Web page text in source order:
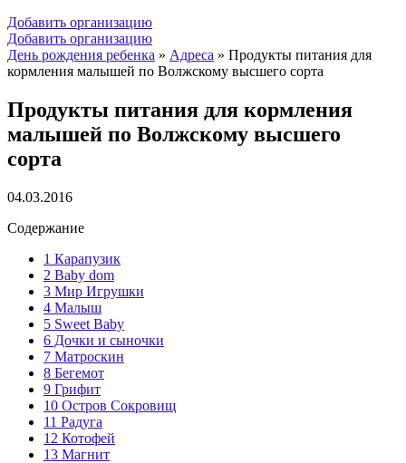
Добавить организацию
Добавить организацию
День рождения ребенка » Адреса » Продукты питания для
кормления малышей по Волжскому высшего сорта
Продукты питания для кормления
малышей по Волжскому высшего
сорта
04.03.2016
Содержание
1 Карапузик
2 Baby dom
3 Мир Игрушки
4 Малыш
5 Sweet Baby
6 Дочки и сыночки
7 Матроскин
8 Бегемот
9 Грифит
10 Остров Сокровищ
11 Радуга
12 Котофей
13 Магнит